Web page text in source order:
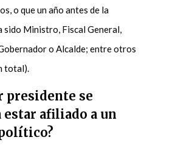
o que un año antes de la
sido Ministro, Fiscal General,
o Alcalde; entre otros
total).
presidente se
estar afiliado a un